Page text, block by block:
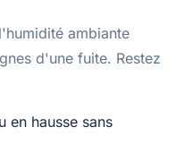
ambiante
d'une fuite. Restez
en hausse sans